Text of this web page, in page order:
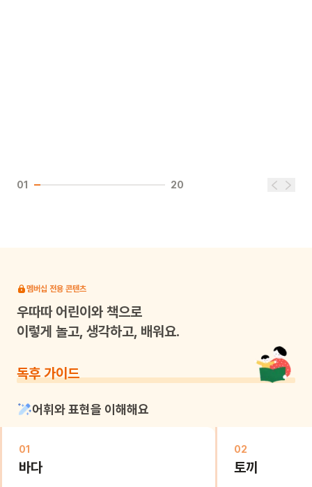
01 20
멤버십 전용 콘텐츠
우따따어린이와 책으로
이렇게 놀고, 생각하고, 배워요.
독후 가이드
어휘와 표현을 이해해요
01
바다
02
토끼